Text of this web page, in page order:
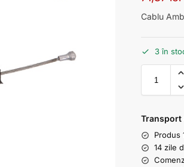
Cablu
3 în
Transport
Produs
14 zile